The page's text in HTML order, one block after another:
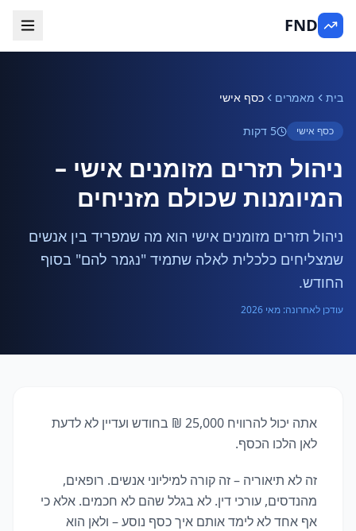
FND
בית מאמרים כסף אישי
כסף אישי 5 דקות
ניהול תזרים מזומנים אישי –
המיומנות שכולם מזניחים
ניהול תזרים מזומנים אישי הוא מה שמפריד בין אנשים
שמצליחים כלכלית לאלה שתמיד "נגמר להם" בסוף
החודש.
עודכן לאחרונה: מאי 2026
אתה יכול להרוויח 25,000 ₪ בחודש ועדיין לא לדעת
לאן הלכו הכסף.
זה לא תיאוריה – זה קורה למיליוני אנשים. רופאים,
מהנדסים, עורכי דין. לא בגלל שהם לא חכמים. אלא כי
אף אחד לא לימד אותם איך כסף נוסע – ולאן הוא